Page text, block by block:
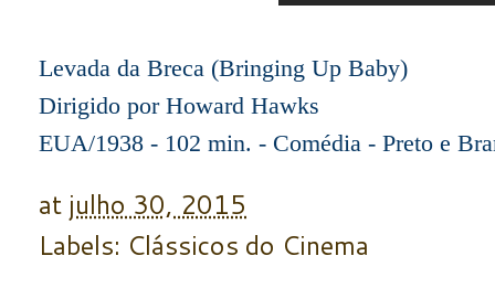
Levada da Breca (Bringing Up Baby)
Dirigido por Howard Hawks
EUA/1938 - 102 min. - Comédia - Preto e
at julho 30, 2015
Labels: Clássicos do Cinema